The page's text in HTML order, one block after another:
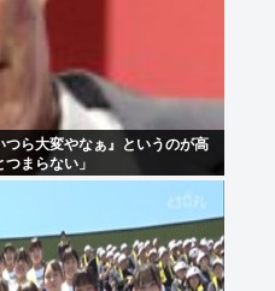
つら大変やなぁ』というのが高
まらない」